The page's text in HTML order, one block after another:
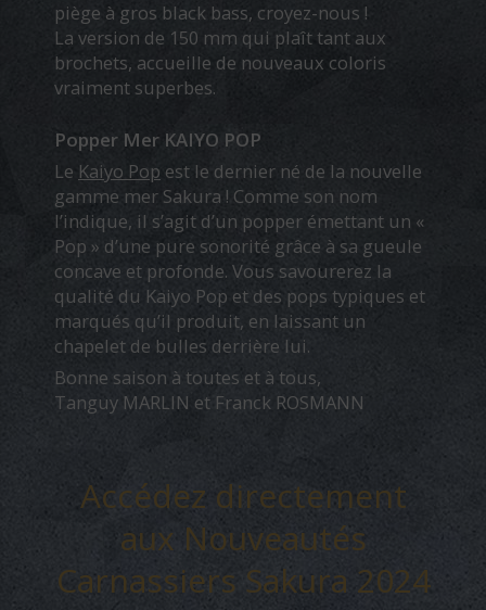
piège à gros black bass, croyez-nous !
La version de 150 mm qui plaît tant aux
brochets, accueille de nouveaux coloris
vraiment superbes.
Popper Mer KAIYO POP
Le Kaiyo Pop est le dernier né de la nouvelle
gamme mer Sakura ! Comme son nom
l’indique, il s’agit d’un popper émettant un «
Pop » d’une pure sonorité grâce à sa gueule
concave et profonde. Vous savourerez la
qualité du Kaiyo Pop et des pops typiques et
marqués qu’il produit, en laissant un
chapelet de bulles derrière lui.
Bonne saison à toutes et à tous,
Tanguy MARLIN et Franck ROSMANN
Accédez directement
aux Nouveautés
Carnassiers Sakura 2024